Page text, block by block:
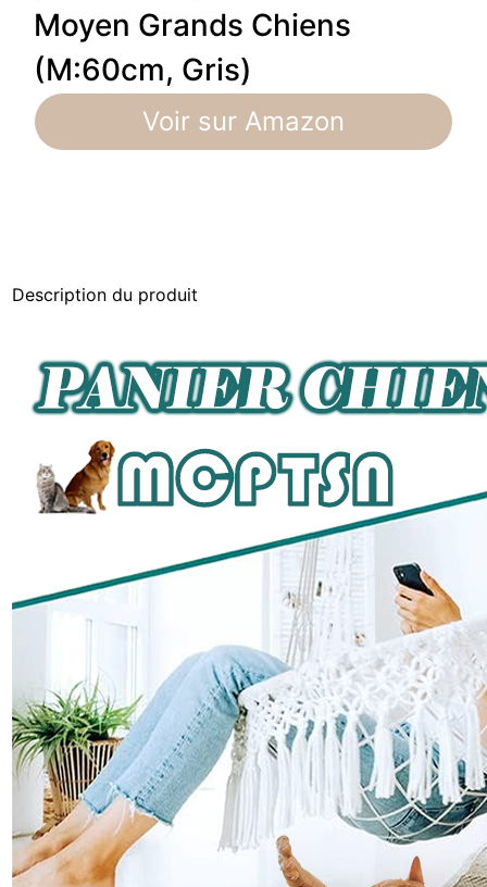
Moyen Grands Chiens
(M:60cm, Gris)
Voir sur Amazon
Description du produit